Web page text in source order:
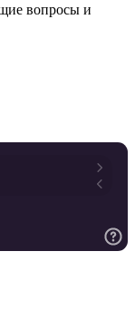
вопросы и